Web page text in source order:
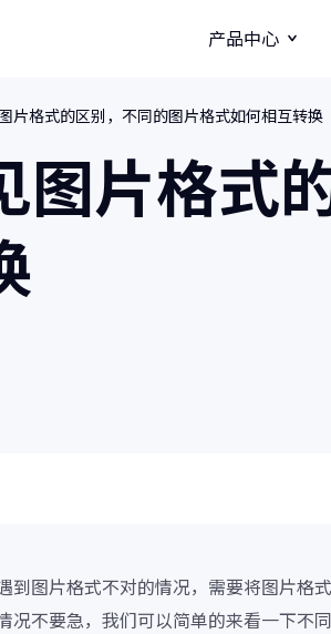
产品中心
意
影
增强/视频修复/AI视频抠像
长转码大师
、音频格式转换/人声分离
牛
多
片格式的区别，不同的图片格式如何相互转换
图片格式
到图片格式不对的情况，需要将图片格
况不要急，我们可以简单的来看一下不